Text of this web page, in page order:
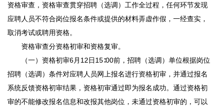
资格审查，资格审查贯穿招聘（选调）工作全过程，任何环节发现
应聘人员不符合岗位报名条件或提供的材料弄虚作假，一经查实，
取消考试或聘用资格。
资格审查分资格初审和资格复审。
（一）资格初审6月12日15∶00前，招聘（选调）单位根据岗位
招聘（选调）条件对应聘人员网上报名进行资格初审，并通过报名
系统反馈资格初审结果，资格初审通过即为报名成功。通过资格初
审的不能修改报名信息和改报其他岗位，未通过资格初审的，可以